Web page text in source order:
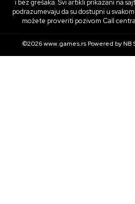
Trudimo se da budemo što precizniji u
samim cenama, ali ne možemo
i bez grešaka. Svi artikli prikazani na
podrazumevaju da su dostupni u
možete proveriti pozivom Call